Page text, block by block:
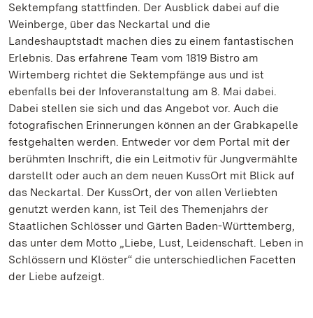
Sektempfang stattfinden. Der Ausblick dabei auf die
Weinberge, über das Neckartal und die
Landeshauptstadt machen dies zu einem fantastischen
Erlebnis. Das erfahrene Team vom 1819 Bistro am
Wirtemberg richtet die Sektempfänge aus und ist
ebenfalls bei der Infoveranstaltung am 8. Mai dabei.
Dabei stellen sie sich und das Angebot vor. Auch die
fotografischen Erinnerungen können an der Grabkapelle
festgehalten werden. Entweder vor dem Portal mit der
berühmten Inschrift, die ein Leitmotiv für Jungvermählte
darstellt oder auch an dem neuen KussOrt mit Blick auf
das Neckartal. Der KussOrt, der von allen Verliebten
genutzt werden kann, ist Teil des Themenjahrs der
Staatlichen Schlösser und Gärten Baden-Württemberg,
das unter dem Motto „Liebe, Lust, Leidenschaft. Leben in
Schlössern und Klöster“ die unterschiedlichen Facetten
der Liebe aufzeigt.